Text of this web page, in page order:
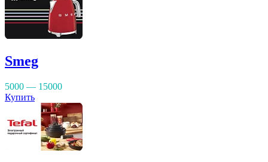
Smeg
5000 — 15000
Купить